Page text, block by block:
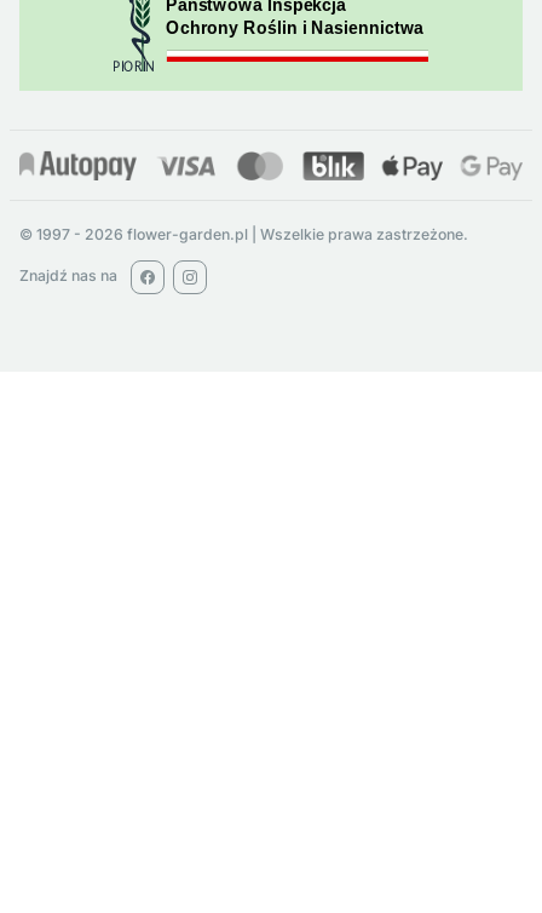
© 1997 - 2026 flower-garden.pl | Wszelkie prawa zastrzeżone.
Znajdź nas na